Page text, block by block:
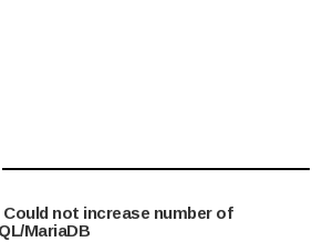
not increase number of
MariaDB